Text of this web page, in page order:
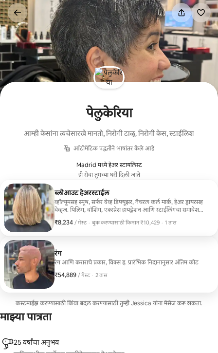
कंटेंटवर
जा
पेलुकेरिया
आम्ही केसांना त्वचेसारखे मानतो, निरोगी टाळू. निरोगी केस, स्टाईलिश
ऑटोमॅटिक पद्धतीने भाषांतर केले आहे
Madrid मध्ये हेअर स्टायलिस्ट
ही सेवा तुमच्या घरी दिली जाते
ब्लोआउट हेअरस्टाईल
व्हॉल्यूमसह स्मूथ, सर्फर वेव्ह डिफ्यूझर, नॅचरल कर्ल मार्क, हेअर ड्रायरसह
वेव्ह्ज. पिलिंग, वॉशिंग, एक्स्प्रेस हायड्रेशन आणि स्टाईलिंगचा समावेश
₹8,234 / गेस्ट
₹8,234 प्रति गेस्ट · बुक करण्यासाठी किमान ₹10,429
, · 1 तास
रंग
रंग आणि कराराचे प्रकार, विक्स इ. प्रारंभिक निदानानुसार अंतिम कोट
₹54,889 / गेस्ट
₹54,889 प्रति गेस्ट
, · 2 तास
कस्टमाईझ करण्यासाठी किंवा बदल करण्यासाठी तुम्ही Jessica यांना मेसेज करू शकता.
माझ्या पात्रता
25 वर्षांचा अनुभव